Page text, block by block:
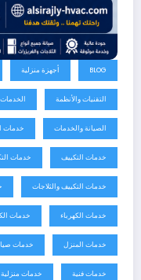
BLOG أجهزة منزلية
التقنيات والأنظمة
الصيانة والخدمات خدمات
خدمات التكييف خدمات
خدمات التكييف والثلاجات
خدمات الكهرباء خدمات
خدمات المنزل خدمات
خدمات فنية خدمات منزلية